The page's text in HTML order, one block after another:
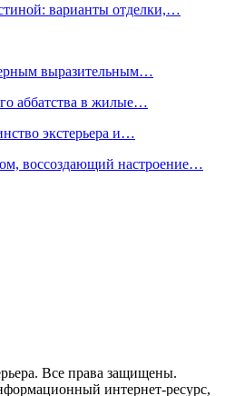
варианты отделки,…
выразительным…
аббатства в жилые…
экстерьера и…
воссоздающий настроение…
Все права защищены.
интернет-ресурс,